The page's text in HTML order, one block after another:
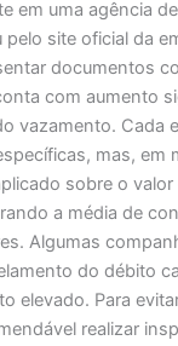
em uma agência
site oficial da
documentos
com aumento
vazamento. Cada
mas, em
sobre o valor
a média de
Algumas
do débito
elevado. Para
realizar